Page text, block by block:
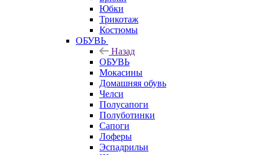
Юбки
Трикотаж
Костюмы
ОБУВЬ
Назад
ОБУВЬ
Мокасины
Домашняя обувь
Челси
Полусапоги
Полуботинки
Сапоги
Лоферы
Эспадрильи